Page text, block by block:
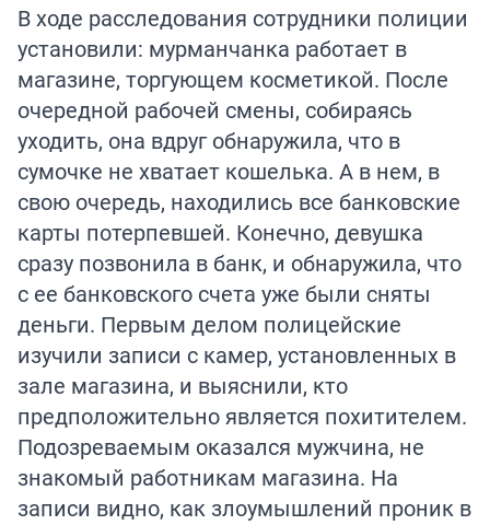
В ходе расследования сотрудники полиции
установили: мурманчанка работает в
магазине, торгующем косметикой. После
очередной рабочей смены, собираясь
уходить, она вдруг обнаружила, что в
сумочке не хватает кошелька. А в нем, в
свою очередь, находились все банковские
карты потерпевшей. Конечно, девушка
сразу позвонила в банк, и обнаружила, что
с ее банковского счета уже были сняты
деньги. Первым делом полицейские
изучили записи с камер, установленных в
зале магазина, и выяснили, кто
предположительно является похитителем.
Подозреваемым оказался мужчина, не
знакомый работникам магазина. На
записи видно, как злоумышлений проник в